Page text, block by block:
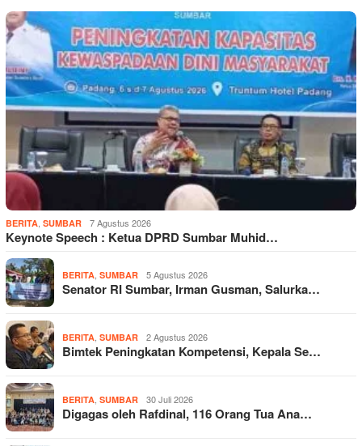
BERITA SUMBAR 7 Agustus 2026
Keynote Speech : Ketua DPRD Sumbar Muhid…
BERITA SUMBAR 5 Agustus 2026
Senator RI Sumbar, Irman Gusman, Salurka…
BERITA SUMBAR 2 Agustus 2026
Bimtek Peningkatan Kompetensi, Kepala Se…
BERITA SUMBAR 30 Juli 2026
Digagas oleh Rafdinal, 116 Orang Tua Ana…